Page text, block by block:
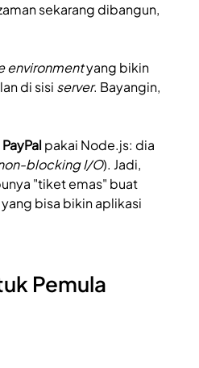
sekarang dibangun,
environment yang bikin
di sisi server. Bayangin,
pakai Node.js: dia
blocking I/O). Jadi,
"tiket emas" buat
bisa bikin aplikasi
Pemula